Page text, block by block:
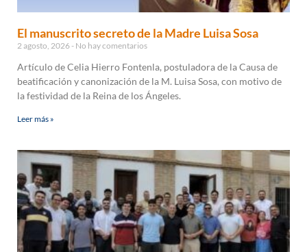
El manuscrito secreto de la Madre Luisa Sosa
2 agosto, 2026 No hay comentarios
Artículo de Celia Hierro Fontenla, postuladora de la Causa de
beatificación y canonización de la M. Luisa Sosa, con motivo de
la festividad de la Reina de los Ángeles.
Leer más »